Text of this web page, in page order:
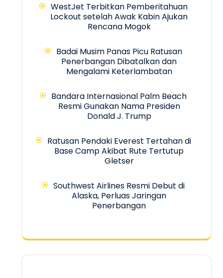
WestJet Terbitkan Pemberitahuan
Lockout setelah Awak Kabin Ajukan
Rencana Mogok
Badai Musim Panas Picu Ratusan
Penerbangan Dibatalkan dan
Mengalami Keterlambatan
Bandara Internasional Palm Beach
Resmi Gunakan Nama Presiden
Donald J. Trump
Ratusan Pendaki Everest Tertahan di
Base Camp Akibat Rute Tertutup
Gletser
Southwest Airlines Resmi Debut di
Alaska, Perluas Jaringan
Penerbangan